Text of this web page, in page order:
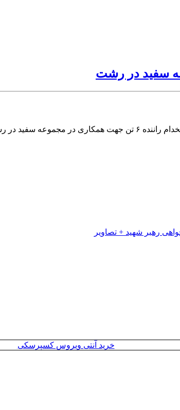
خرید آنتی ویروس کسپرسکی